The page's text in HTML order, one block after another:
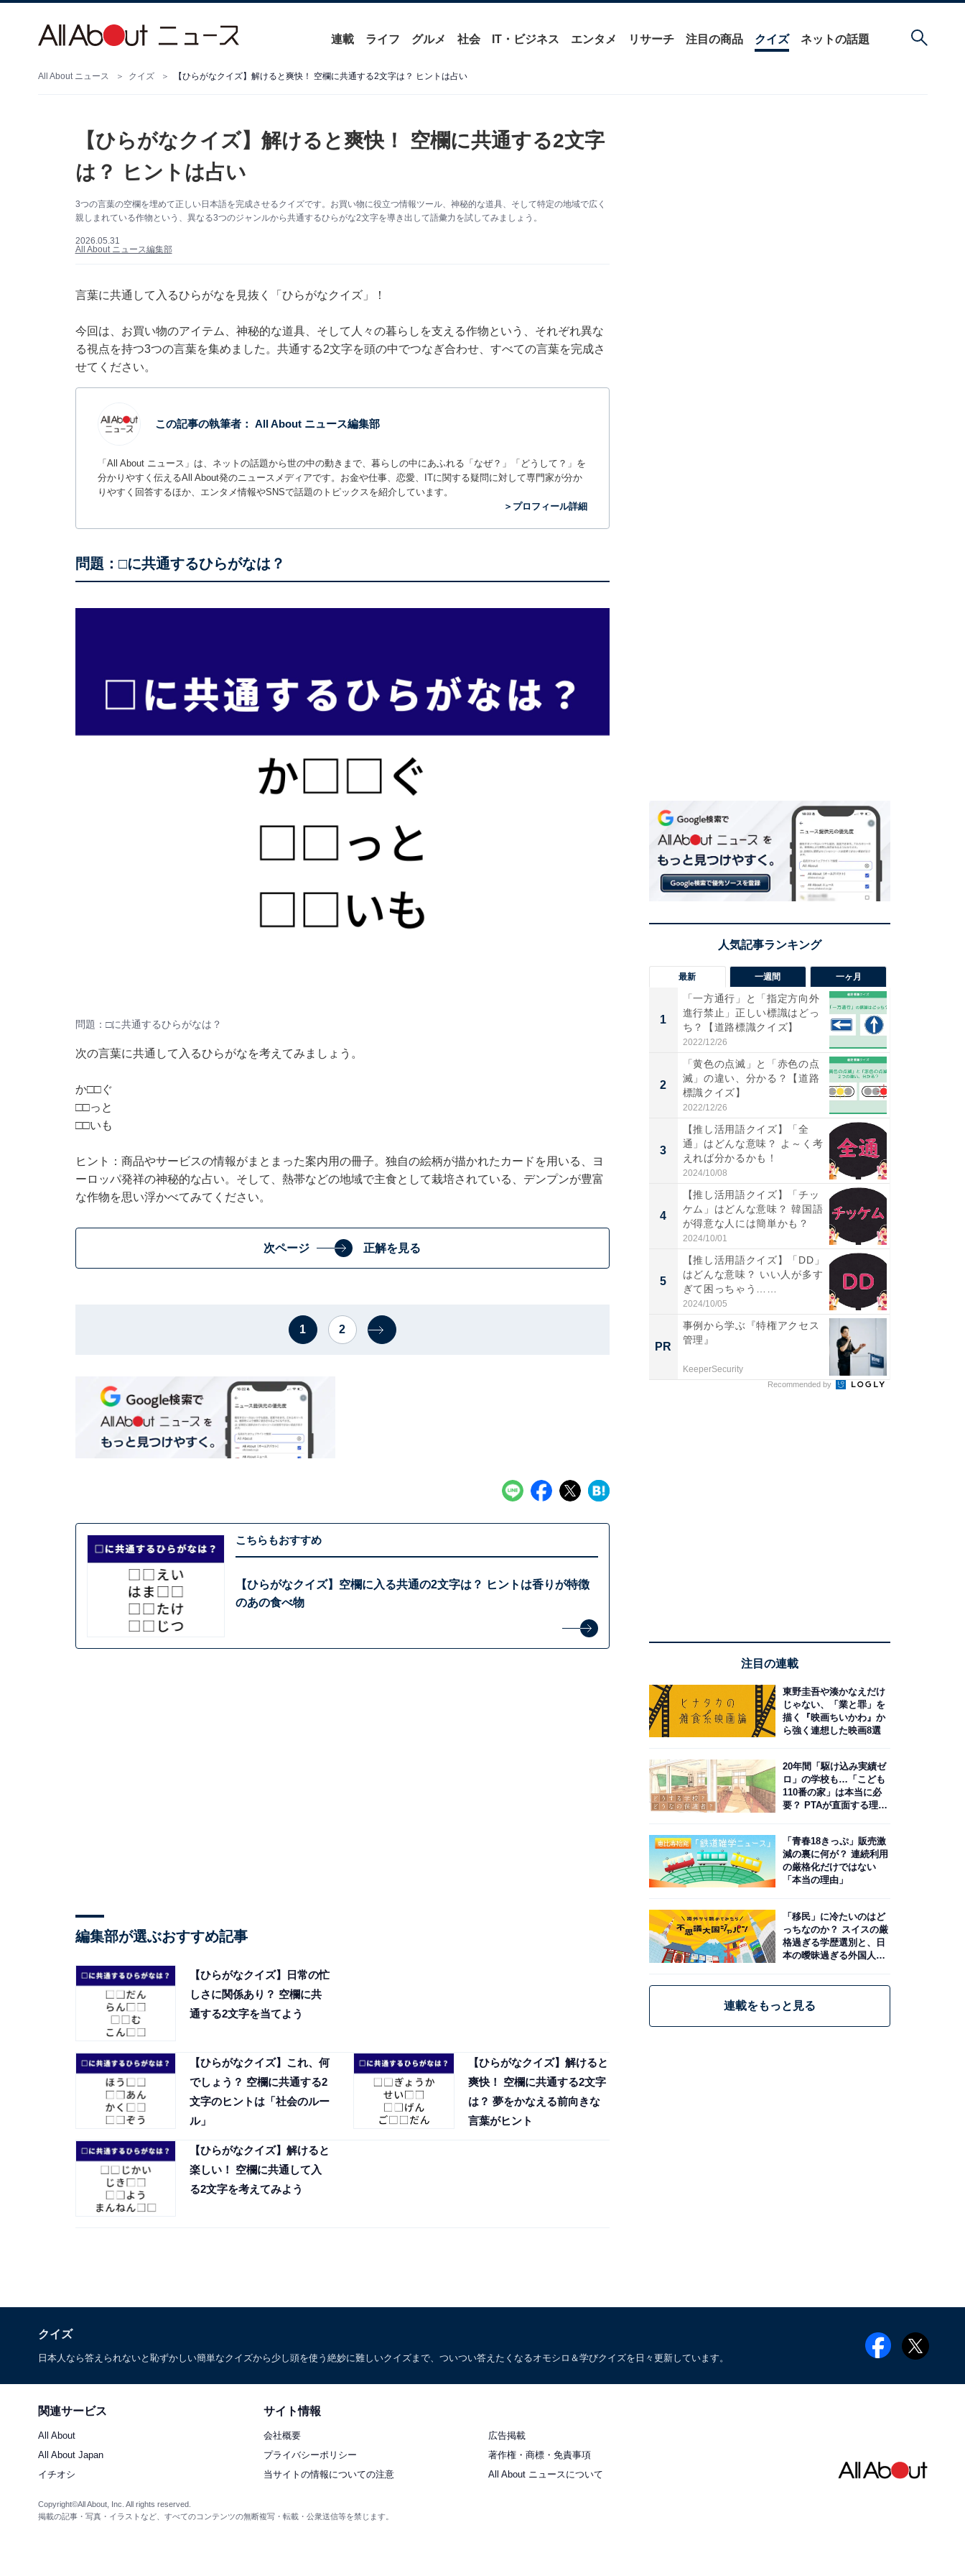
連載 ライフ グルメ 社会 IT・ビジネス エンタメ リサーチ 注目の商品 クイズ ネットの話題
All About ニュース クイズ 【ひらがなクイズ】解けると爽快！ 空欄に共通する2文字は？ ヒントは占い
【ひらがなクイズ】解けると爽快！ 空欄に共通する2文字
は？ ヒントは占い
3つの言葉の空欄を埋めて正しい日本語を完成させるクイズです。お買い物に役立つ情報ツール、神秘的な道具、そして特定の地域で広く
親しまれている作物という、異なる3つのジャンルから共通するひらがな2文字を導き出して語彙力を試してみましょう。
2026.05.31
All About ニュース編集部
言葉に共通して入るひらがなを見抜く「ひらがなクイズ」！
今回は、お買い物のアイテム、神秘的な道具、そして人々の暮らしを支える作物という、それぞれ異な
る視点を持つ3つの言葉を集めました。共通する2文字を頭の中でつなぎ合わせ、すべての言葉を完成さ
せてください。
この記事の執筆者： All About ニュース編集部
「All About ニュース」は、ネットの話題から世の中の動きまで、暮らしの中にあふれる「なぜ？」「どうして？」を
分かりやすく伝えるAll About発のニュースメディアです。お金や仕事、恋愛、ITに関する疑問に対して専門家が分か
りやすく回答するほか、エンタメ情報やSNSで話題のトピックスを紹介しています。
＞プロフィール詳細
問題：□に共通するひらがなは？
問題：□に共通するひらがなは？
次の言葉に共通して入るひらがなを考えてみましょう。
か□□ぐ
□□っと
□□いも
ヒント：商品やサービスの情報がまとまった案内用の冊子。独自の絵柄が描かれたカードを用いる、ヨ
ーロッパ発祥の神秘的な占い。そして、熱帯などの地域で主食として栽培されている、デンプンが豊富
な作物を思い浮かべてみてください。
次ページ 正解を見る
1 2
こちらもおすすめ
【ひらがなクイズ】空欄に入る共通の2文字は？ ヒントは香りが特徴
のあの食べ物
編集部が選ぶおすすめ記事
【ひらがなクイズ】日常の忙
しさに関係あり？ 空欄に共
通する2文字を当てよう
【ひらがなクイズ】これ、何
でしょう？ 空欄に共通する2
文字のヒントは「社会のルー
ル」
【ひらがなクイズ】解けると
爽快！ 空欄に共通する2文字
は？ 夢をかなえる前向きな
言葉がヒント
【ひらがなクイズ】解けると
楽しい！ 空欄に共通して入
る2文字を考えてみよう
最新 一週間 一ヶ月
1
「一方通行」と「指定方向外
進行禁止」正しい標識はどっ
ち？【道路標識クイズ】
2022/12/26
2
「黄色の点滅」と「赤色の点
滅」の違い、分かる？【道路
標識クイズ】
2022/12/26
3
【推し活用語クイズ】「全
通」はどんな意味？ よ～く考
えれば分かるかも！
2024/10/08
4
【推し活用語クイズ】「チッ
ケム」はどんな意味？ 韓国語
が得意な人には簡単かも？
2024/10/01
5
【推し活用語クイズ】「DD」
はどんな意味？ いい人が多す
ぎて困っちゃう……
2024/10/05
PR
事例から学ぶ『特権アクセス
管理』
KeeperSecurity
Recommended by
注目の連載
東野圭吾や湊かなえだけ
じゃない、「業と罪」を
描く『映画ちいかわ』か
ら強く連想した映画8選
20年間「駆け込み実績ゼ
ロ」の学校も…「こども
110番の家」は本当に必
要？ PTAが直面する理想
「青春18きっぷ」販売激
減の裏に何が？ 連続利用
の厳格化だけではない
「本当の理由」
「移民」に冷たいのはど
っちなのか？ スイスの厳
格過ぎる学歴選別と、日
本の曖昧過ぎる外国人政
連載をもっと見る
クイズ
日本人なら答えられないと恥ずかしい簡単なクイズから少し頭を使う絶妙に難しいクイズまで、ついつい答えたくなるオモシロ＆学びクイズを日々更新しています。
関連サービス
All About
All About Japan
イチオシ
サイト情報
会社概要
広告掲載
プライバシーポリシー
著作権・商標・免責事項
当サイトの情報についての注意
All About ニュースについて
Copyright©All About, Inc. All rights reserved.
掲載の記事・写真・イラストなど、すべてのコンテンツの無断複写・転載・公衆送信等を禁じます。